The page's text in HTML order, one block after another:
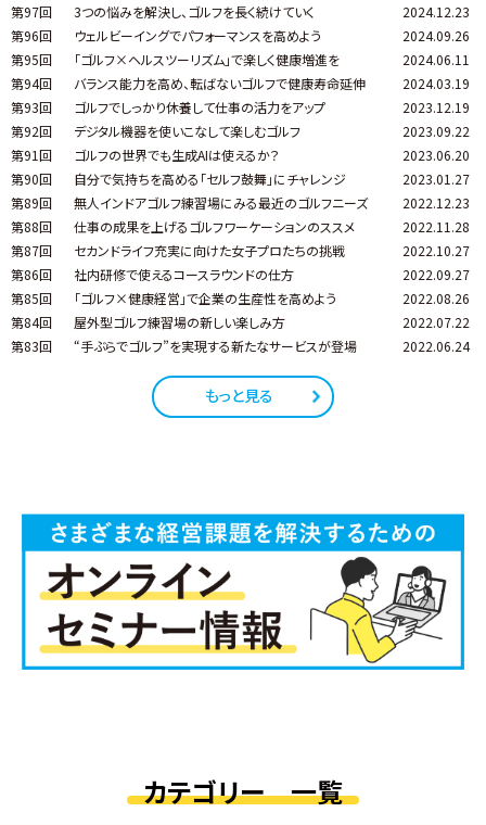
第97回 3つの悩みを解決し、ゴルフを長く続けていく
2024.12.23
第96回
ウェルビーイングでパフォーマンスを高めよう
2024.09.26
第95回
「ゴルフ×ヘルスツーリズム」で楽しく健康増進を
2024.06.11
第94回
バランス能力を高め、転ばないゴルフで健康寿命延伸
2024.03.19
第93回
ゴルフでしっかり休養して仕事の活力をアップ
2023.12.19
第92回
デジタル機器を使いこなして楽しむゴルフ
2023.09.22
第91回
ゴルフの世界でも生成AIは使えるか？
2023.06.20
第90回
自分で気持ちを高める「セルフ鼓舞」にチャレンジ
2023.01.27
第89回
無人インドアゴルフ練習場にみる最近のゴルフニーズ
2022.12.23
第88回
仕事の成果を上げるゴルフワーケーションのススメ
2022.11.28
第87回
セカンドライフ充実に向けた女子プロたちの挑戦
2022.10.27
第86回
社内研修で使えるコースラウンドの仕方
2022.09.27
第85回
「ゴルフ×健康経営」で企業の生産性を高めよう
2022.08.26
第84回
屋外型ゴルフ練習場の新しい楽しみ方
2022.07.22
第83回
“手ぶらでゴルフ”を実現する新たなサービスが登場 2022.06.24
もっと見る
カテゴリー 一覧